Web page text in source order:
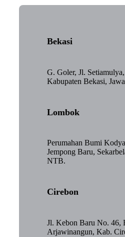
Bekasi
G. Goler, Jl.
Kabupaten Bekasi,
Lombok
Perumahan Bumi
Jempong Baru,
NTB.
Cirebon
Jl. Kebon Baru No. 46,
Arjawinangun, Kab.